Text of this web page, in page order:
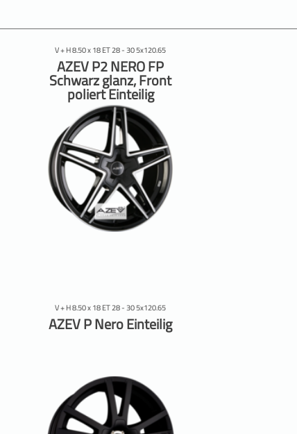
V + H 8.50 x 18 ET 28 - 30 5x120.65
AZEV P2 NERO FP
Schwarz glanz, Front
poliert Einteilig
V + H 8.50 x 18 ET 28 - 30 5x120.65
AZEV P Nero Einteilig